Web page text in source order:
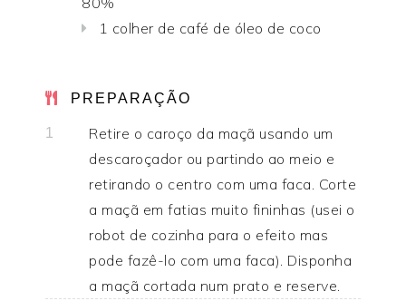
1 colher de café de óleo de coco
PREPARAÇÃO
1
Retire o caroço da maçã usando um
descaroçador ou partindo ao meio e
retirando o centro com uma faca. Corte
a maçã em fatias muito fininhas (usei o
robot de cozinha para o efeito mas
pode fazê-lo com uma faca). Disponha
a maçã cortada num prato e reserve.